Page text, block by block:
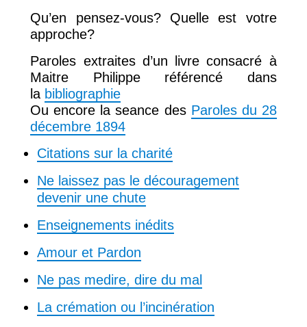
Qu’en pensez-vous? Quelle est votre
approche?
Paroles extraites d’un livre consacré à
Maitre Philippe référencé dans
la bibliographie
Ou encore la seance des Paroles du 28
décembre 1894
Citations sur la charité
Ne laissez pas le découragement
devenir une chute
Enseignements inédits
Amour et Pardon
Ne pas medire, dire du mal
La crémation ou l’incinération